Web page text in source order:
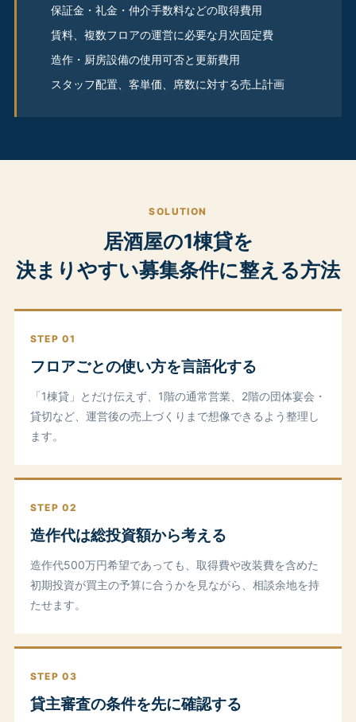
保証金・礼金・仲介手数料などの取得費用
賃料、複数フロアの運営に必要な月次固定費
造作・厨房設備の使用可否と更新費用
スタッフ配置、客単価、席数に対する売上計画
SOLUTION
居酒屋の1棟貸を
決まりやすい募集条件に整える方法
STEP 01
フロアごとの使い方を言語化する
「1棟貸」とだけ伝えず、1階の通常営業、2階の団体宴会・
貸切など、運営後の売上づくりまで想像できるよう整理し
ます。
STEP 02
造作代は総投資額から考える
造作代500万円希望であっても、取得費や改装費を含めた
初期投資が買主の予算に合うかを見ながら、相談余地を持
たせます。
STEP 03
貸主審査の条件を先に確認する